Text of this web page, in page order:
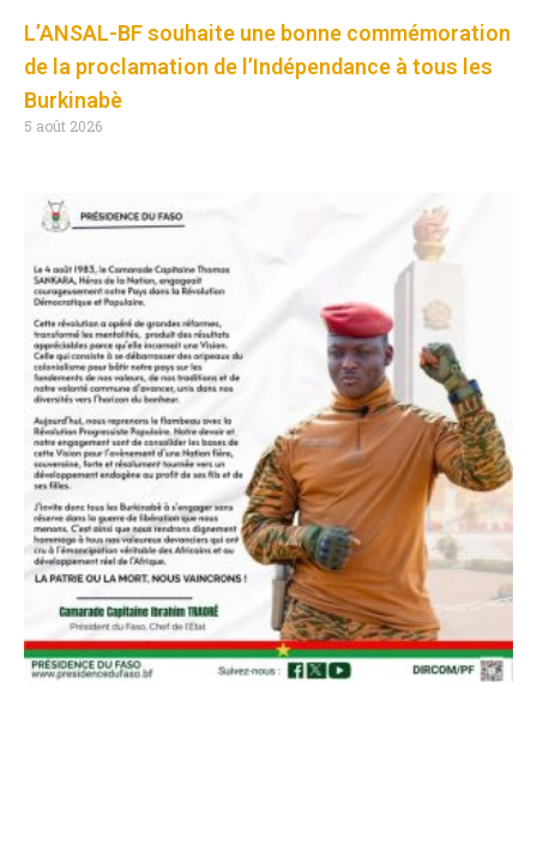
L’ANSAL-BF souhaite une bonne commémoration
de la proclamation de l’Indépendance à tous les
Burkinabè
5 août 2026